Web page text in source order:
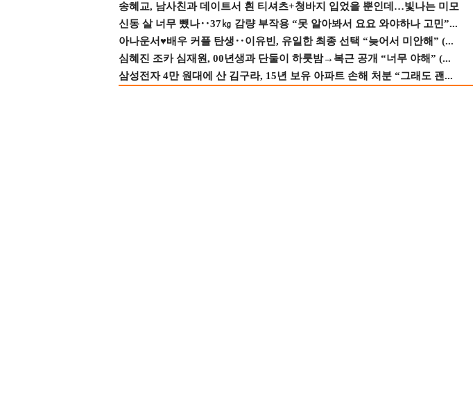
송혜교, 남사친과 데이트서 흰 티셔츠+청바지 입었을 뿐인데…빛나는 미모
신동 살 너무 뺐나‥37㎏ 감량 부작용 “못 알아봐서 요요 와야하나 고민”...
아나운서♥배우 커플 탄생‥이유빈, 유일한 최종 선택 “늦어서 미안해” (...
심혜진 조카 심재원, 00년생과 단둘이 하룻밤→복근 공개 “너무 야해” (...
삼성전자 4만 원대에 산 김구라, 15년 보유 아파트 손해 처분 “그래도 괜...